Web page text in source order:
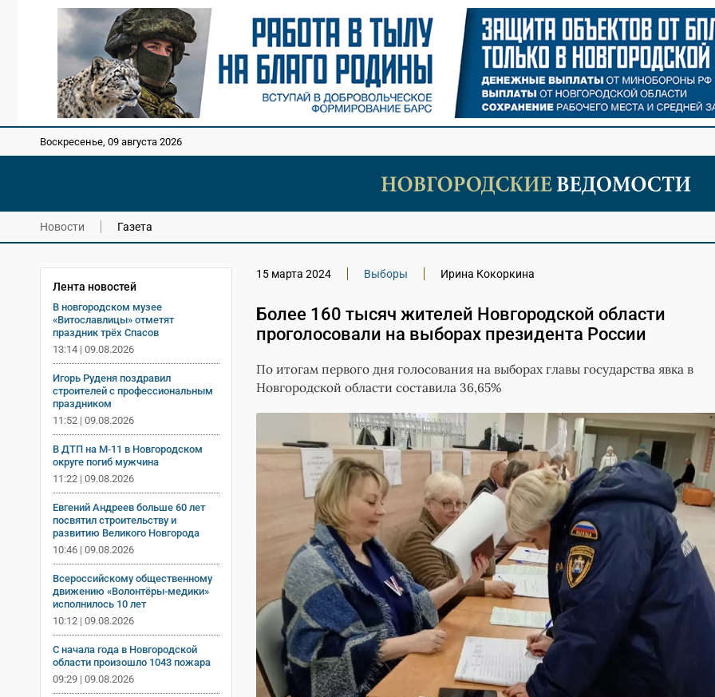
Воскресенье, 09 августа 2026
Новости Газета
Лента новостей
В новгородском музее
«Витославлицы» отметят
праздник трёх Спасов
13:14 | 09.08.2026
Игорь Руденя поздравил
строителей с профессиональным
праздником
11:52 | 09.08.2026
В ДТП на М‑11 в Новгородском
округе погиб мужчина
11:22 | 09.08.2026
Евгений Андреев больше 60 лет
посвятил строительству и
развитию Великого Новгорода
10:46 | 09.08.2026
Всероссийскому общественному
движению «Волонтёры-медики»
исполнилось 10 лет
10:12 | 09.08.2026
С начала года в Новгородской
области произошло 1043 пожара
09:29 | 09.08.2026
15 марта 2024 Выборы Ирина Кокоркина
Более 160 тысяч жителей Новгородской области
проголосовали на выборах президента России
По итогам первого дня голосования на выборах главы государства явка в
Новгородской области составила 36,65%